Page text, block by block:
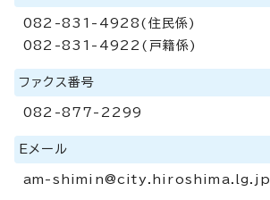
082-831-4928(住民係)
082-831-4922(戸籍係)
ファクス番号
082-877-2299
Eメール
am-shimin@city.hiroshima.lg.jp